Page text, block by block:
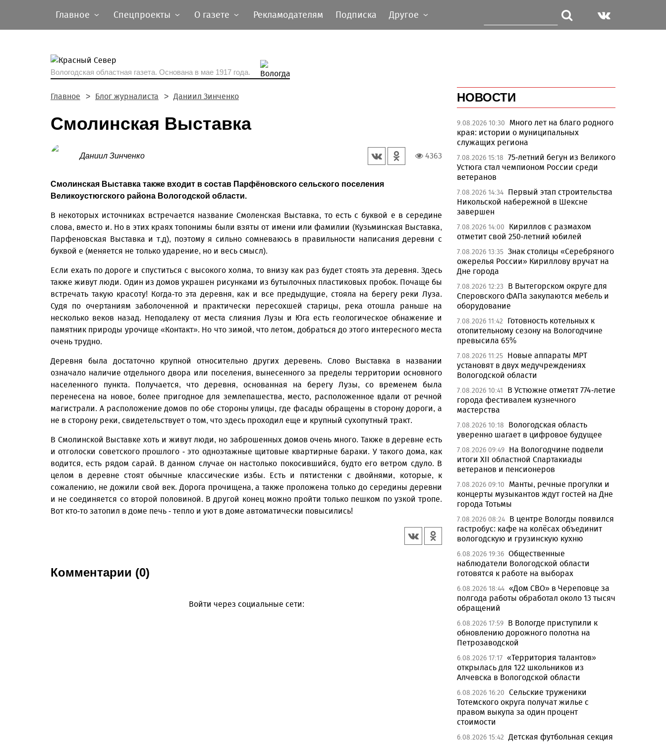
Главное Спецпроекты О газете Рекламодателям Подписка Другое
Вологодская областная газета. Основана в мае 1917 года.
Главное Блог журналиста Даниил Зинченко
Смолинская Выставка
Даниил Зинченко 4363
Смолинская Выставка также входит в состав Парфёновского сельского поселения
Великоустюгского района Вологодской области.
В некоторых источниках встречается название Смоленская Выставка, то есть с буквой е в середине
слова, вместо и. Но в этих краях топонимы были взяты от имени или фамилии (Кузьминская Выставка,
Парфеновская Выставка и т.д), поэтому я сильно сомневаюсь в правильности написания деревни с
буквой е (меняется не только ударение, но и весь смысл).
Если ехать по дороге и спуститься с высокого холма, то внизу как раз будет стоять эта деревня. Здесь
также живут люди. Один из домов украшен рисунками из бутылочных пластиковых пробок. Почаще бы
встречать такую красоту! Когда-то эта деревня, как и все предыдущие, стояла на берегу реки Луза.
Судя по очертаниям заболоченной и практически пересохшей старицы, река отошла раньше на
несколько веков назад. Неподалеку от места слияния Лузы и Юга есть геологическое обнажение и
памятник природы урочище «Контакт». Но что зимой, что летом, добраться до этого интересного места
очень трудно.
Деревня была достаточно крупной относительно других деревень. Слово Выставка в названии
означало наличие отдельного двора или поселения, вынесенного за пределы территории основного
населенного пункта. Получается, что деревня, основанная на берегу Лузы, со временем была
перенесена на новое, более пригодное для землепашества, место, расположенное вдали от речной
магистрали. А расположение домов по обе стороны улицы, где фасады обращены в сторону дороги, а
не в сторону реки, свидетельствует о том, что здесь проходил еще и крупный сухопутный тракт.
В Смолинской Выставке хоть и живут люди, но заброшенных домов очень много. Также в деревне есть
и отголоски советского прошлого - это одноэтажные щитовые квартирные бараки. У такого дома, как
водится, есть рядом сарай. В данном случае он настолько покосившийся, будто его ветром сдуло. В
целом в деревне стоят обычные классические избы. Есть и пятистенки с двойнями, которые, к
сожалению, не дожили свой век. Дорога прочищена, а также проложена только до середины деревни
и не соединяется со второй половиной. В другой конец можно пройти только пешком по узкой тропе.
Вот кто-то затопил в доме печь - тепло и уют в доме автоматически повысились!
Комментарии (0)
Войти через социальные сети:
НОВОСТИ
9.08.2026 10:30
Много лет на благо родного
края: истории о муниципальных
служащих региона
7.08.2026 15:18 75-летний бегун из Великого
Устюга стал чемпионом России среди
ветеранов
7.08.2026 14:34 Первый этап строительства
Никольской набережной в Шексне
завершен
7.08.2026 14:00
Кириллов с размахом
отметит свой 250-летний юбилей
7.08.2026 13:35 Знак столицы «Серебряного
ожерелья России» Кириллову вручат на
Дне города
7.08.2026 12:23
В Вытегорском округе для
Сперовского ФАПа закупаются мебель и
оборудование
7.08.2026 11:42
Готовность котельных к
отопительному сезону на Вологодчине
превысила 65%
7.08.2026 11:25 Новые аппараты МРТ
установят в двух медучреждениях
Вологодской области
7.08.2026 10:41
В Устюжне отметят 774-летие
города фестивалем кузнечного
мастерства
7.08.2026 10:18
Вологодская область
уверенно шагает в цифровое будущее
7.08.2026 09:49 На Вологодчине подвели
итоги XII областной Спартакиады
ветеранов и пенсионеров
7.08.2026 09:10
Манты, речные прогулки и
концерты музыкантов ждут гостей на Дне
города Тотьмы
7.08.2026 08:24 В центре Вологды появился
гастробус: кафе на колёсах объединит
вологодскую и грузинскую кухню
6.08.2026 19:36 Общественные
наблюдатели Вологодской области
готовятся к работе на выборах
6.08.2026 18:44 «Дом СВО» в Череповце за
полгода работы обработал около 13 тысяч
обращений
6.08.2026 17:59 В Вологде приступили к
обновлению дорожного полотна на
Петрозаводской
6.08.2026 17:17 «Территория талантов»
открылась для 122 школьников из
Алчевска в Вологодской области
6.08.2026 16:20 Сельские труженики
Тотемского округа получат жилье с
правом выкупа за один процент
стоимости
6.08.2026 15:42 Детская футбольная секция